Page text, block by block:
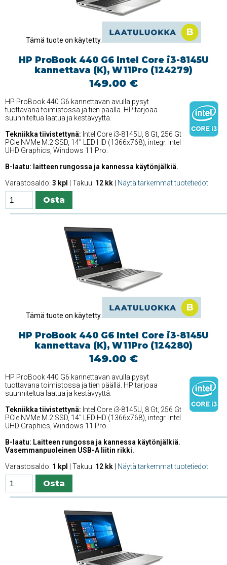
Tämä tuote on käytetty.
HP ProBook 440 G6 Intel Core i3-8145U
kannettava (K), W11Pro (124279)
149.00 €
HP ProBook 440 G6 kannettavan avulla pysyt
tuottavana toimistossa ja tien päällä. HP tarjoaa
suunniteltua laatua ja kestävyyttä.
Tekniikka tiivistettynä: Intel Core i3-8145U, 8 Gt, 256 Gt
PCIe NVMe M.2 SSD, 14'' LED HD (1366x768), integr. Intel
UHD Graphics, Windows 11 Pro.
B-laatu: laitteen rungossa ja kannessa käytönjälkiä.
Varastosaldo: 3 kpl | Takuu: 12 kk Näytä tarkemmat tuotetiedot
Tämä tuote on käytetty.
HP ProBook 440 G6 Intel Core i3-8145U
kannettava (K), W11Pro (124280)
149.00 €
HP ProBook 440 G6 kannettavan avulla pysyt
tuottavana toimistossa ja tien päällä. HP tarjoaa
suunniteltua laatua ja kestävyyttä.
Tekniikka tiivistettynä: Intel Core i3-8145U, 8 Gt, 256 Gt
PCIe NVMe M.2 SSD, 14'' LED HD (1366x768), integr. Intel
UHD Graphics, Windows 11 Pro.
B-laatu: Laitteen rungossa ja kannessa käytönjälkiä.
Vasemmanpuoleinen USB-A liitin rikki.
Varastosaldo: 1 kpl | Takuu: 12 kk Näytä tarkemmat tuotetiedot